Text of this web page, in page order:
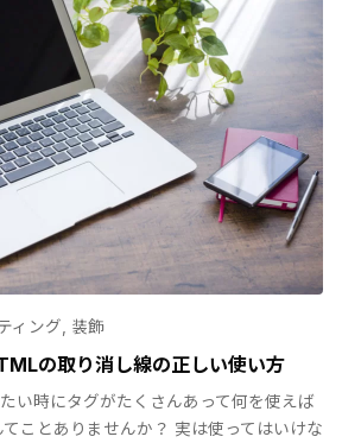
ィング 装飾
の取り消し線の正しい使い方
い時にタグがたくさんあって何を使えば
ことありませんか？ 実は使ってはいけな